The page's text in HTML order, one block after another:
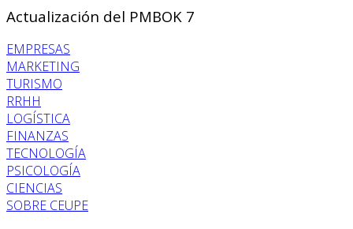
Actualización del PMBOK 7
EMPRESAS
MARKETING
TURISMO
RRHH
LOGÍSTICA
FINANZAS
TECNOLOGÍA
PSICOLOGÍA
CIENCIAS
SOBRE CEUPE